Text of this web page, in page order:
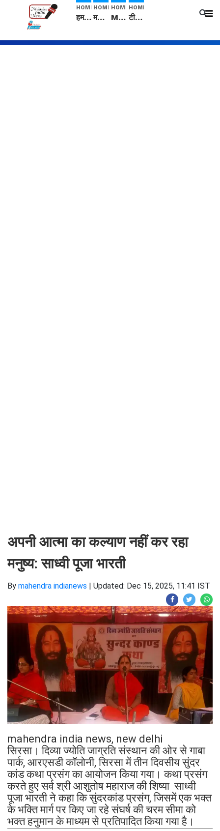
HOME
हम सनातनी..." सांसद kangana Ranaut से क्या बोली लड़की? Viral Jantar-Mantar | CJP protest
HOME
मनीषा हत्याकांड: हत्या, आत्महत्या या कोई बड़ा राज? | Full Story | Josh Haryana
HOME
Mangalsutra: हिंदू धर्म में शादी के बाद मंगलसूत्र क्यों पहनती है महिलाएं, किसने शुरु की ये परंपरा
HOME
टीम बीकेई ने एग्रीकल्चर ग्रेड की यूरिया खाद गट्टों में बदलकर टेक्निकल ग्रेड में बेचने वालों पर करवाई कार्रवाई: लखविंदर सिंह औलख
अपनी आत्मा का कल्याण नहीं कर रहा
मनुष्य: साध्वी पूजा भारती
By mahendra indianews | Updated: Dec 15, 2025, 11:41 IST
mahendra india news, new delhi
सिरसा। दिव्या ज्योति जाग्रति संस्थान की ओर से गाबा
पार्क, आरएसडी कॉलोनी, सिरसा में तीन दिवसीय सुंदर
कांड कथा प्रसंग का आयोजन किया गया। कथा प्रसंग
करते हुए सर्व श्री आशुतोष महाराज की शिष्या साध्वी
पूजा भारती ने कहा कि सुंदरकांड प्रसंग, जिसमें एक भक्त
के भक्ति मार्ग पर किए जा रहे संघर्ष की चरम सीमा को
भक्त हनुमान के माध्यम से प्रतिपादित किया गया है।